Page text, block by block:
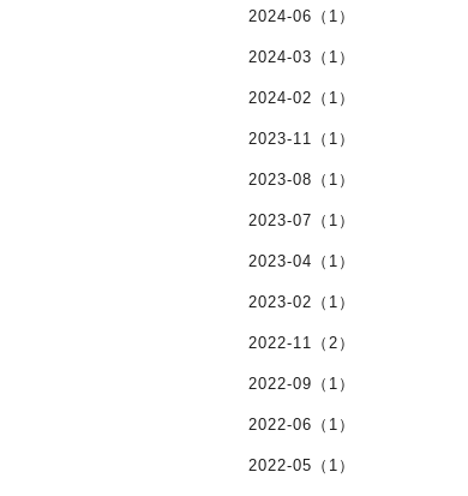
2024-06（1）
2024-03（1）
2024-02（1）
2023-11（1）
2023-08（1）
2023-07（1）
2023-04（1）
2023-02（1）
2022-11（2）
2022-09（1）
2022-06（1）
2022-05（1）